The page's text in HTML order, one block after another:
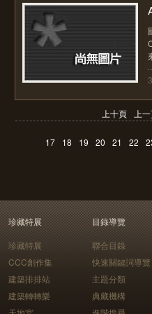
上十頁 上
17 18 19 20 21 22
珍藏特展
珍藏特展
CCC創作集
建築排排站
建築轉轉樂
目錄導覽
聯合目錄
快速關鍵詞導覽
主題分類
典藏機構